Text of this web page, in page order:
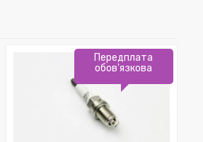
Передплата
обов'язкова